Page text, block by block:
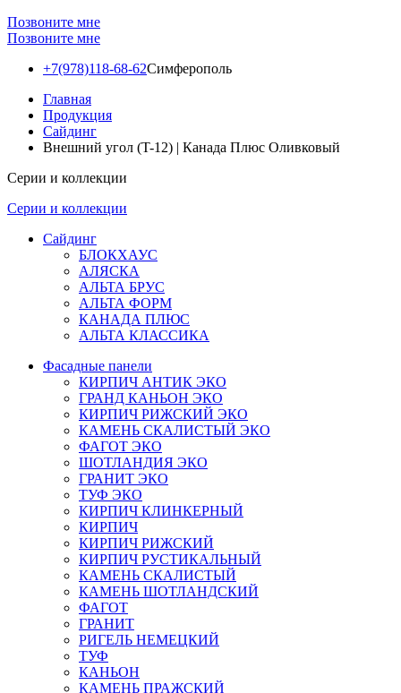
Позвоните мне
Позвоните мне
+7(978)118-68-62Симферополь
Главная
Продукция
Сайдинг
Внешний угол (T-12) | Канада Плюс Оливковый
Серии и коллекции
Серии и коллекции
Сайдинг
БЛОКХАУС
АЛЯСКА
АЛЬТА БРУС
АЛЬТА ФОРМ
КАНАДА ПЛЮС
АЛЬТА КЛАССИКА
Фасадные панели
КИРПИЧ АНТИК ЭКО
ГРАНД КАНЬОН ЭКО
КИРПИЧ РИЖСКИЙ ЭКО
КАМЕНЬ СКАЛИСТЫЙ ЭКО
ФАГОТ ЭКО
ШОТЛАНДИЯ ЭКО
ГРАНИТ ЭКО
ТУФ ЭКО
КИРПИЧ КЛИНКЕРНЫЙ
КИРПИЧ
КИРПИЧ РИЖСКИЙ
КИРПИЧ РУСТИКАЛЬНЫЙ
КАМЕНЬ СКАЛИСТЫЙ
КАМЕНЬ ШОТЛАНДСКИЙ
ФАГОТ
ГРАНИТ
РИГЕЛЬ НЕМЕЦКИЙ
ТУФ
КАНЬОН
КАМЕНЬ ПРАЖСКИЙ